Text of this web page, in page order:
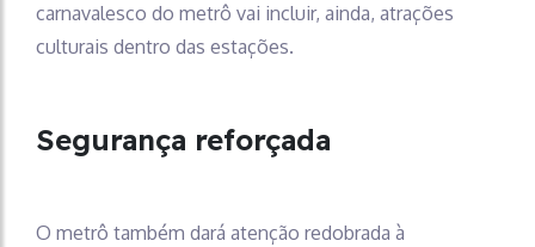
carnavalesco do metrô vai incluir, ainda, atrações
culturais dentro das estações.
Segurança reforçada
O metrô também dará atenção redobrada à